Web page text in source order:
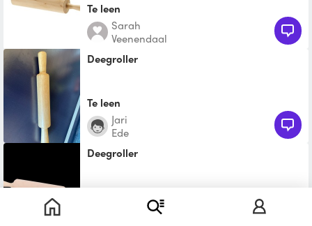
Te leen
Sarah
Veenendaal
Deegroller
Te leen
Jari
Ede
Deegroller